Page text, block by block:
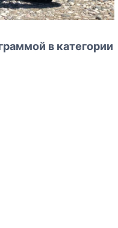
в категории